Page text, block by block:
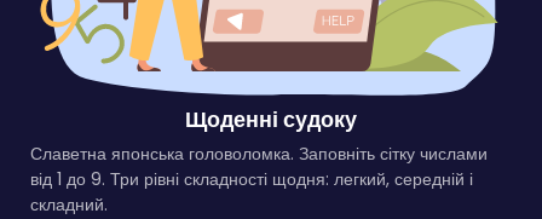
Щоденні судоку
Славетна японська головоломка. Заповніть сітку числами
від 1 до 9. Три рівні складності щодня: легкий, середній і
складний.